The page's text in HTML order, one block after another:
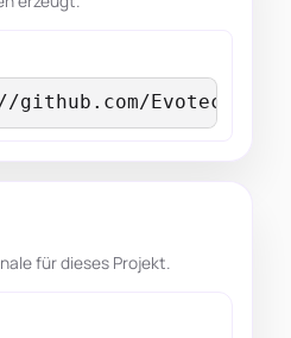
EvotecIT/
für dieses Projekt.